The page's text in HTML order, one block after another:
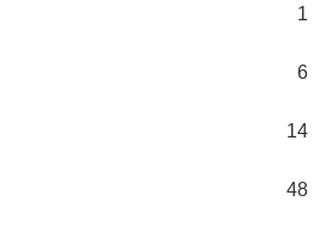
1
6
14
48